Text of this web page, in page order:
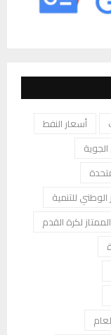
أسعار النفط
الوطني للتنمية
لكرة القدم